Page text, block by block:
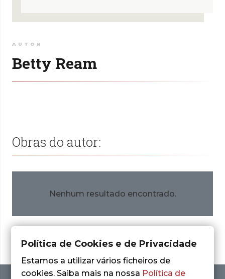
AUTOR
Betty Ream
Obras do autor:
Nenhum resultado encontrado.
Política de Cookies e de Privacidade
Estamos a utilizar vários ficheiros de
cookies. Saiba mais na nossa Política de